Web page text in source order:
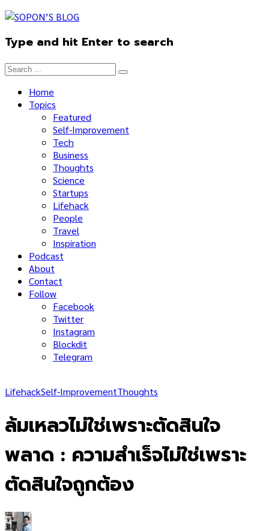
Type and hit Enter to search
Home
Topics
Featured
Self-Improvement
Tech
Business
Thoughts
Science
Startups
Lifehack
People
Travel
Inspiration
Podcast
About
Contact
Follow
Facebook
Twitter
Instagram
Blockdit
Telegram
LifehackSelf-ImprovementThoughts
ล้มเหลวไม่ใช่เพราะตัดสินใจ
พลาด : ความสำเร็จไม่ใช่เพราะ
ตัดสินใจถูกต้อง